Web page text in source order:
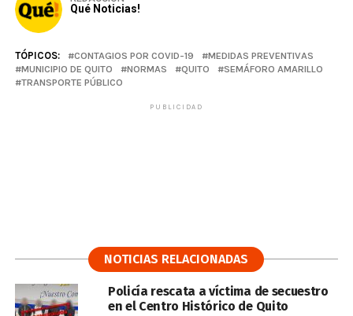
Qué Noticias!
TÓPICOS: CONTAGIOS POR COVID-19
MEDIDAS PREVENTIVAS
MUNICIPIO DE QUITO
NORMAS QUITO
SEMÁFORO AMARILLO
TRANSPORTE PÚBLICO
PUBLICIDAD
NOTICIAS RELACIONADAS
Policía rescata a víctima de secuestro
en el Centro Histórico de Quito